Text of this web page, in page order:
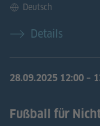
Deutsch
Details
28.09.2025 12:00 –
Fußball für